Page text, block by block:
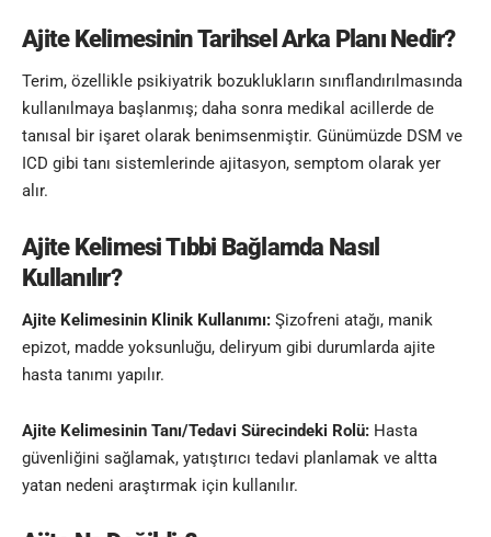
Ajite KelimesininTarihsel Arka Planı Nedir?
Terim, özellikle psikiyatrik bozuklukların sınıflandırılmasında
kullanılmaya başlanmış; daha sonra medikal acillerde de
tanısal bir işaret olarak benimsenmiştir. Günümüzde DSM ve
ICD gibi tanı sistemlerinde ajitasyon, semptom olarak yer
alır.
Ajite KelimesiTıbbi Bağlamda Nasıl
Kullanılır?
Ajite Kelimesinin Klinik Kullanımı: Şizofreni atağı, manik
epizot, madde yoksunluğu, deliryum gibi durumlarda ajite
hasta tanımı yapılır.
Ajite Kelimesinin Tanı/Tedavi Sürecindeki Rolü: Hasta
güvenliğini sağlamak, yatıştırıcı tedavi planlamak ve altta
yatan nedeni araştırmak için kullanılır.